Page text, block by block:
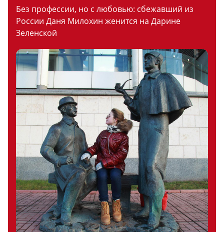
Без профессии, но с любовью: сбежавший из
России Даня Милохин женится на Дарине
Зеленской